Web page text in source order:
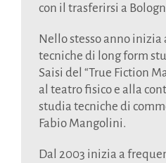
con il trasferirsi a
Nello stesso anno inizia
tecniche di long form
Saisi del “True Fiction
al teatro fisico e alla
studia tecniche di
Fabio Mangolini.
Dal 2003 inizia a